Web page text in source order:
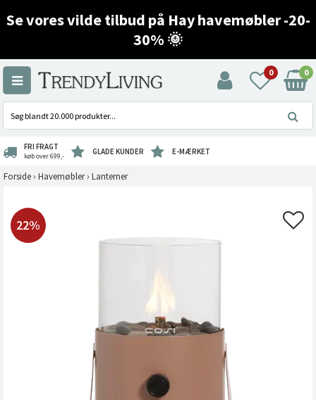
Se vores vilde tilbud på Hay havemøbler -20-
30% 🌞
0 0
FRI FRAGT
køb over 699,- GLADE KUNDER E-MÆRKET
Forside › Havemøbler› Lanterner
22%